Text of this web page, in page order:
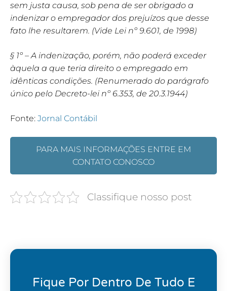
sem justa causa, sob pena de ser obrigado a
indenizar o empregador dos prejuízos que desse
fato lhe resultarem. (Vide Lei nº 9.601, de 1998)
§ 1º – A indenização, porém, não poderá exceder
àquela a que teria direito o empregado em
idênticas condições. (Renumerado do parágrafo
único pelo Decreto-lei nº 6.353, de 20.3.1944)
Fonte: Jornal Contábil
PARA MAIS INFORMAÇÕES ENTRE EM
CONTATO CONOSCO
Classifique nosso post
Fique Por Dentro De Tudo E